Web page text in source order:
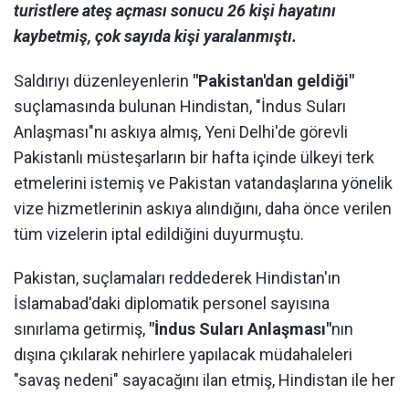
turistlere ateş açması sonucu 26 kişi hayatını
kaybetmiş, çok sayıda kişi yaralanmıştı.
Saldırıyı düzenleyenlerin "Pakistan'dan geldiği"
suçlamasında bulunan Hindistan, "İndus Suları
Anlaşması"nı askıya almış, Yeni Delhi'de görevli
Pakistanlı müsteşarların bir hafta içinde ülkeyi terk
etmelerini istemiş ve Pakistan vatandaşlarına yönelik
vize hizmetlerinin askıya alındığını, daha önce verilen
tüm vizelerin iptal edildiğini duyurmuştu.
Pakistan, suçlamaları reddederek Hindistan'ın
İslamabad'daki diplomatik personel sayısına
sınırlama getirmiş, "İndus Suları Anlaşması"nın
dışına çıkılarak nehirlere yapılacak müdahaleleri
"savaş nedeni" sayacağını ilan etmiş, Hindistan ile her